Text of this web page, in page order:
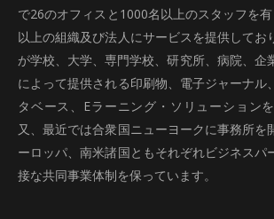
で26のオフィスと1000名以上のスタッフを
以上の組織及び法人にサービスを提供してお
が学校、大学、専門学校、研究所、病院、企
によって提供される印刷物、電子ジャーナル
タベース、Eラーニング・ソリューション
又、最近では合衆国ニューヨークに事務所を
ーロッパ、南米諸国ともそれぞれビジネスパ
接な共同事業体制を保っています。